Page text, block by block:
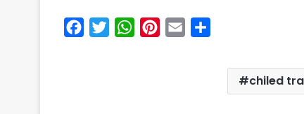
W
chiled